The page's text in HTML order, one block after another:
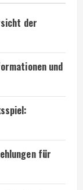
der
und
für